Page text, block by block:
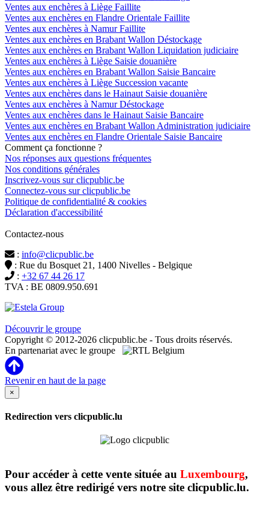
Ventes aux enchères à Liège Faillite
Ventes aux enchères en Flandre Orientale Faillite
Ventes aux enchères à Namur Faillite
Ventes aux enchères en Brabant Wallon Déstockage
Ventes aux enchères en Brabant Wallon Liquidation judiciaire
Ventes aux enchères à Liège Saisie douanière
Ventes aux enchères en Brabant Wallon Saisie Bancaire
Ventes aux enchères à Liège Succession vacante
Ventes aux enchères dans le Hainaut Saisie douanière
Ventes aux enchères à Namur Déstockage
Ventes aux enchères dans le Hainaut Saisie Bancaire
Ventes aux enchères en Brabant Wallon Administration judiciaire
Ventes aux enchères en Flandre Orientale Saisie Bancaire
Comment ça fonctionne ?
Nos réponses aux questions fréquentes
Nos conditions générales
Inscrivez-vous sur clicpublic.be
Connectez-vous sur clicpublic.be
Politique de confidentialité & cookies
Déclaration d'accessibilité
Contactez-nous
: info@clicpublic.be
: Rue du Bosquet 21, 1400 Nivelles - Belgique
: +32 67 44 26 17
TVA : BE 0809.950.691
Découvrir le groupe
Copyright © 2012-2026 clicpublic.be - Tous droits réservés.
En partenariat avec le groupe
Revenir en haut de la page
×
Redirection vers clicpublic.lu
Pour accéder à cette vente située au Luxembourg,
vous allez être redirigé vers notre site clicpublic.lu.